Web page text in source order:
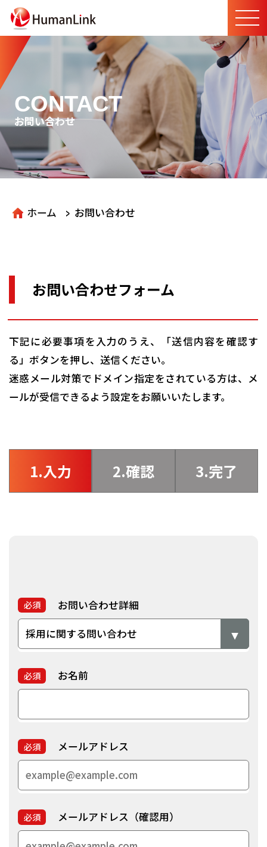
CONTACT
お問い合わせ
ホーム > お問い合わせ
お問い合わせフォーム
下記に必要事項を入力のうえ、「送信内容を確認す
る」ボタンを押し、送信ください。
迷惑メール対策でドメイン指定をされている方は、メ
ールが受信できるよう設定をお願いいたします。
1.入力 2.確認 3.完了
必須 お問い合わせ詳細
必須 お名前
必須 メールアドレス
必須 メールアドレス（確認用）